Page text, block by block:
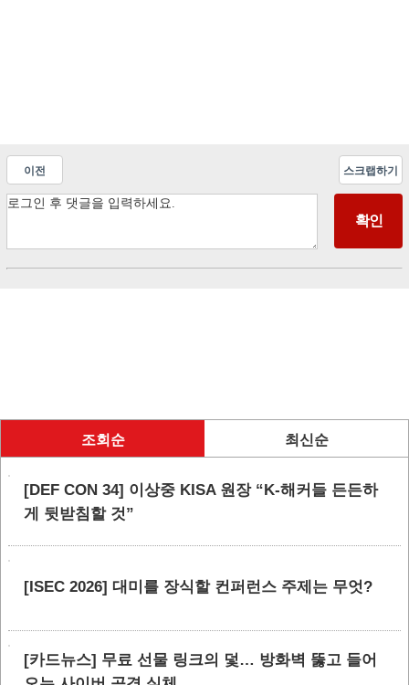
이전 스크랩하기
조회순 최신순
[DEF CON 34] 이상중 KISA 원장 “K-해커들 든든하
게 뒷받침할 것”
[ISEC 2026] 대미를 장식할 컨퍼런스 주제는 무엇?
[카드뉴스] 무료 선물 링크의 덫… 방화벽 뚫고 들어